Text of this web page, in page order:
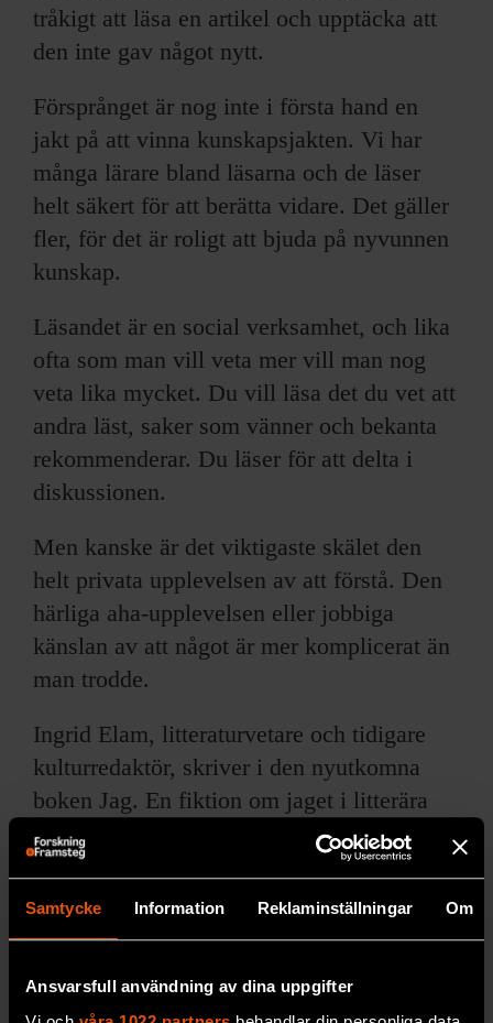
Samtycke Information Reklaminställningar Om
Ansvarsfull användning av dina uppgifter
tråkigt att läsa en artikel och upptäcka att
den inte gav något nytt.
Försprånget är nog inte i första hand en
jakt på att vinna kunskapsjakten. Vi har
många lärare bland läsarna och de läser
helt säkert för att berätta vidare. Det gäller
fler, för det är roligt att bjuda på nyvunnen
kunskap.
Läsandet är en social verksamhet, och lika
ofta som man vill veta mer vill man nog
veta lika mycket. Du vill läsa det du vet att
andra läst, saker som vänner och bekanta
rekommenderar. Du läser för att delta i
diskussionen.
Men kanske är det viktigaste skälet den
helt privata upplevelsen av att förstå. Den
härliga aha-upplevelsen eller jobbiga
känslan av att något är mer komplicerat än
man trodde.
Ingrid Elam, litteraturvetare och tidigare
kulturredaktör, skriver i den nyutkomna
boken Jag. En fiktion om jaget i litterära
verk genom tiderna. En av hennes
slutsatser är att i omvälvande tider blir
jaget starkare i litteraturen. Jag tror att
detsamma gäller populärvetenskapen. Den
viktig nu.